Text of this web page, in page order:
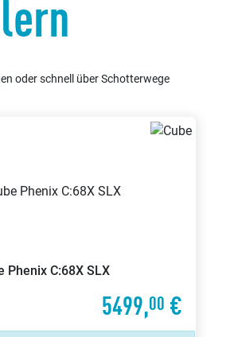
oder schnell über Schotterwege
Phenix C:68X SLX
5499,00 €